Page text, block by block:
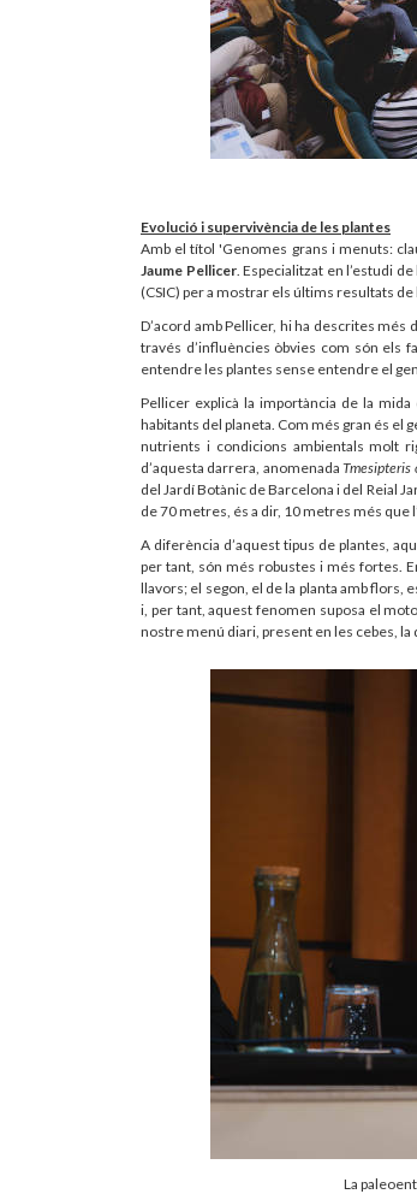
Evolució i supervivència de les plantes
Amb el títol 'Genomes grans i menuts:
Jaume Pellicer. Especialitzat en l’estudi
(CSIC) per a mostrar els últims resultats de
D’acord amb Pellicer, hi ha descrites
través d’influències òbvies com són els
entendre les plantes sense entendre el
Pellicer explicà la importància de la
habitants del planeta. Com més gran és el
nutrients i condicions ambientals molt
d’aquesta darrera, anomenadaTmesipteris
del Jardí Botànic de Barcelona i del Reial
de 70 metres, és a dir, 10 metres més que
A diferència d’aquest tipus de plantes,
per tant, són més robustes i més fortes.
llavors; el segon, el de la planta amb flors,
i, per tant, aquest fenomen suposa el
nostre menú diari, present en les cebes, la
La